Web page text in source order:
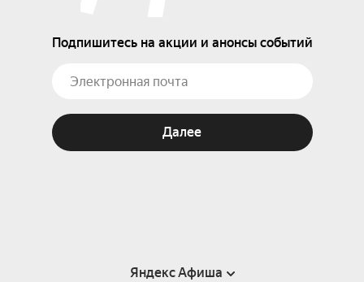
Подпишитесь на акции и анонсы событий
Далее
Яндекс Афиша